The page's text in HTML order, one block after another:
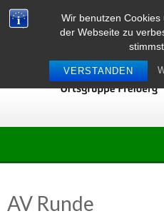
Wir benutzen
der Webseite zu
VERSTANDEN
Skip
to
AV Runde